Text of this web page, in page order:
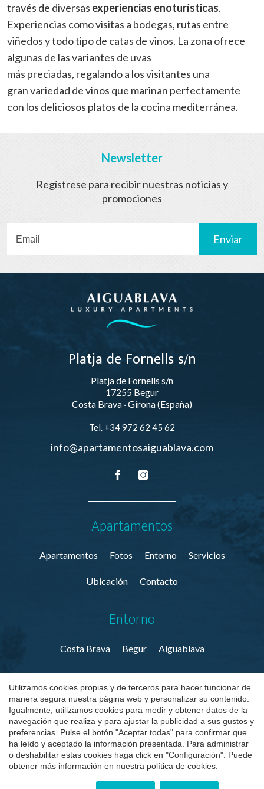
través de diversas experiencias enoturísticas.
Experiencias como visitas a bodegas, rutas entre
viñedos y todo tipo de catas de vinos. La zona ofrece
algunas de las variantes de uvas
más preciadas, regalando a los visitantes una
gran variedad de vinos que marinan perfectamente
con los deliciosos platos de la cocina mediterránea.
Newsletter
Regístrese para recibir nuestras noticias y
promociones
Platja de Fornells s/n
Platja de Fornells s/n
17255 Begur
Costa Brava · Girona (España)
Tel. +34 972 62 45 62
info@apartamentosaiguablava.com
Apartamentos
Apartamentos Fotos Entorno Servicios
Ubicación Contacto
Entorno
Costa Brava Begur Aiguablava
© Aiguablava Luxury Apartments 2026
Villas & Apartamentos en la Costa Brava Aviso Legal
Política de Privacidad Política de Cookies
byiEstrategic
Utilizamos cookies propias y de terceros para hacer funcionar de
manera segura nuestra página web y personalizar su contenido.
Igualmente, utilizamos cookies para medir y obtener datos de la
navegación que realiza y para ajustar la publicidad a sus gustos y
preferencias. Pulse el botón "Aceptar todas" para confirmar que
ha leído y aceptado la información presentada. Para administrar
o deshabilitar estas cookies haga click en "Configuración". Puede
obtener más información en nuestra política de cookies
Guardar configuración Aceptar todas